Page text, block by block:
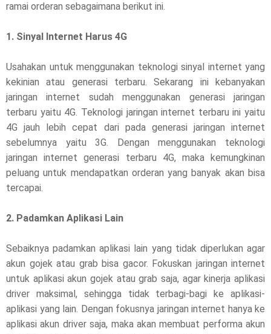
ramai orderan sebagaimana berikut ini.
1. Sinyal Internet Harus 4G
Usahakan untuk menggunakan teknologi sinyal internet yang
kekinian atau generasi terbaru. Sekarang ini kebanyakan
jaringan internet sudah menggunakan generasi jaringan
terbaru yaitu 4G. Teknologi jaringan internet terbaru ini yaitu
4G jauh lebih cepat dari pada generasi jaringan internet
sebelumnya yaitu 3G. Dengan menggunakan teknologi
jaringan internet generasi terbaru 4G, maka kemungkinan
peluang untuk mendapatkan orderan yang banyak akan bisa
tercapai.
2. Padamkan Aplikasi Lain
Sebaiknya padamkan aplikasi lain yang tidak diperlukan agar
akun gojek atau grab bisa gacor. Fokuskan jaringan internet
untuk aplikasi akun gojek atau grab saja, agar kinerja aplikasi
driver maksimal, sehingga tidak terbagi-bagi ke aplikasi-
aplikasi yang lain. Dengan fokusnya jaringan internet hanya ke
aplikasi akun driver saja, maka akan membuat performa akun